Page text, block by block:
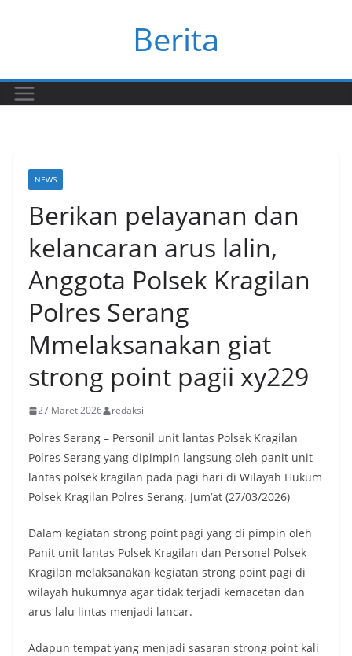
Berita
NEWS
Berikan pelayanan dan
kelancaran arus lalin,
Anggota Polsek Kragilan
Polres Serang
Mmelaksanakan giat
strong point pagii xy229
27 Maret 2026 redaksi
Polres Serang – Personil unit lantas Polsek Kragilan
Polres Serang yang dipimpin langsung oleh panit unit
lantas polsek kragilan pada pagi hari di Wilayah Hukum
Polsek Kragilan Polres Serang. Jum’at (27/03/2026)
Dalam kegiatan strong point pagi yang di pimpin oleh
Panit unit lantas Polsek Kragilan dan Personel Polsek
Kragilan melaksanakan kegiatan strong point pagi di
wilayah hukumnya agar tidak terjadi kemacetan dan
arus lalu lintas menjadi lancar.
Adapun tempat yang menjadi sasaran strong point kali